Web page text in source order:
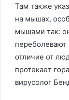
Там также
на мышах,
мышами так:
отличие от
протекает
вирусолог